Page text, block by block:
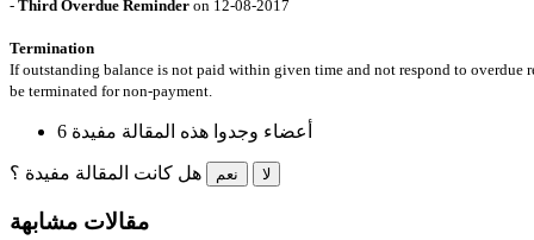
- Third Overdue Reminder on 12-08-2017
Termination
If outstanding balance is not paid within given time and not respond to
be terminated for non-payment.
6 أعضاء وجدوا هذه المقالة مفيدة
نعم لا
مقالات مشابهة